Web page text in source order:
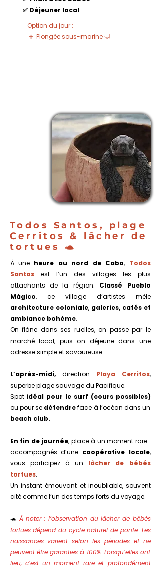
✅ Déjeuner local
Option du jour :
➕ Plongée sous-marine 🤿
Todos Santos, plage
Cerritos & lâcher de
tortues 🐢
À une heure au nord de Cabo, Todos
Santosest l’un des villages les plus
attachants de la région. Classé Pueblo
Mágico, ce village d’artistes mêle
architecture coloniale, galeries, cafés et
ambiance bohème.
On flâne dans ses ruelles, on passe par le
marché local, puis on déjeune dans une
adresse simple et savoureuse.
L’après-midi,direction Playa Cerritos,
superbe plage sauvage du Pacifique.
Spot idéal pour le surf (cours possibles)
ou pour se détendreface à l’océan dans un
beach club.
En fin de journée, place à un moment rare :
accompagnés d’une coopérative locale,
vous participez à un lâcher de bébés
tortues.
Un instant émouvant et inoubliable, souvent
cité comme l’un des temps forts du voyage.
🐢 À noter : l’observation du lâcher de bébés
tortues dépend du cycle naturel de ponte. Les
naissances varient selon les périodes et ne
peuvent être garanties à 100%. Lorsqu’elles ont
lieu, c’est un moment rare et profondément